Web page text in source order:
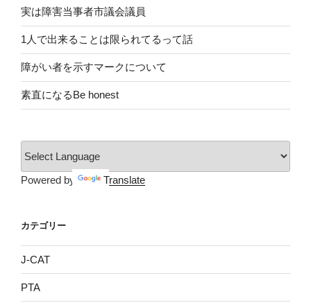
実は障害当事者市議会議員
1人で出来ることは限られてるって話
障がい者を示すマークについて
素直になるBe honest
Powered by Translate
カテゴリー
J-CAT
PTA